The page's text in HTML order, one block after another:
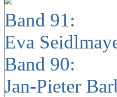
Band 91:
Eva
Band 90:
Jan-Pieter